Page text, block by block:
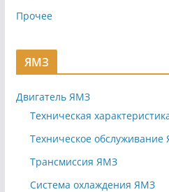
Прочее
ЯМЗ
Двигатель ЯМЗ
Техническая
Техническое
Трансмиссия ЯМЗ
Система охлаждения ЯМЗ